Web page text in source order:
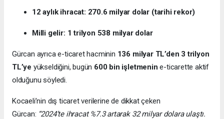
12 aylık ihracat: 270.6 milyar dolar (tarihi rekor)
Milli gelir: 1 trilyon 538 milyar dolar
Gürcan ayrıca e-ticaret hacminin 136 milyar TL’den 3 trilyon
TL’ye yükseldiğini, bugün 600 bin işletmenin e-ticarette aktif
olduğunu söyledi.
Kocaeli’nin dış ticaret verilerine de dikkat çeken
Gürcan: “2024’te ihracat %7.3 artarak 32 milyar dolara ulaştı.